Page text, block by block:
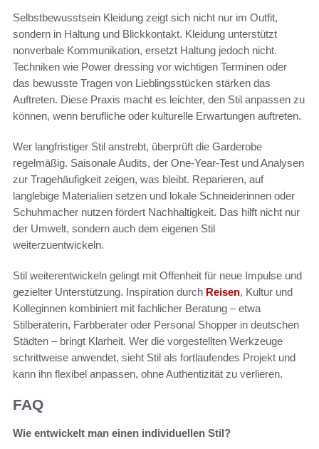
Selbstbewusstsein Kleidung zeigt sich nicht nur im Outfit,
sondern in Haltung und Blickkontakt. Kleidung unterstützt
nonverbale Kommunikation, ersetzt Haltung jedoch nicht.
Techniken wie Power dressing vor wichtigen Terminen oder
das bewusste Tragen von Lieblingsstücken stärken das
Auftreten. Diese Praxis macht es leichter, den Stil anpassen zu
können, wenn berufliche oder kulturelle Erwartungen auftreten.
Wer langfristiger Stil anstrebt, überprüft die Garderobe
regelmäßig. Saisonale Audits, der One-Year-Test und Analysen
zur Tragehäufigkeit zeigen, was bleibt. Reparieren, auf
langlebige Materialien setzen und lokale Schneiderinnen oder
Schuhmacher nutzen fördert Nachhaltigkeit. Das hilft nicht nur
der Umwelt, sondern auch dem eigenen Stil
weiterzuentwickeln.
Stil weiterentwickeln gelingt mit Offenheit für neue Impulse und
gezielter Unterstützung. Inspiration durch Reisen, Kultur und
Kolleginnen kombiniert mit fachlicher Beratung – etwa
Stilberaterin, Farbberater oder Personal Shopper in deutschen
Städten – bringt Klarheit. Wer die vorgestellten Werkzeuge
schrittweise anwendet, sieht Stil als fortlaufendes Projekt und
kann ihn flexibel anpassen, ohne Authentizität zu verlieren.
FAQ
Wie entwickelt man einen individuellen Stil?